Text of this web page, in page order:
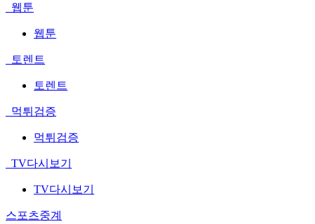
웹툰
웹툰
토렌트
토렌트
먹튀검증
먹튀검증
TV다시보기
TV다시보기
스포츠중계